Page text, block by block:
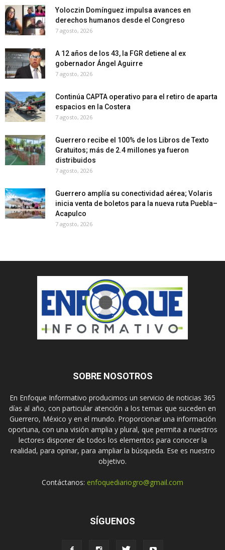
Yoloczin Domínguez impulsa avances en
derechos humanos desde el Congreso
7 agosto, 2026
A 12 años de los 43, la FGR detiene al ex
gobernador Ángel Aguirre
7 agosto, 2026
Continúa CAPTA operativo para el retiro de aparta
espacios en la Costera
7 agosto, 2026
Guerrero recibe el 100% de los Libros de Texto
Gratuitos; más de 2.4 millones ya fueron
distribuidos
7 agosto, 2026
Guerrero amplía su conectividad aérea; Volaris
inicia venta de boletos para la nueva ruta Puebla–
Acapulco
7 agosto, 2026
SOBRE NOSOTROS
En Enfoque Informativo producimos un servicio de noticias 365
días al año, con particular atención a los temas que suceden en
Guerrero, México y en el mundo. Proporcionar una información
oportuna, con una visión amplia y plural, que permita a nuestros
lectores disponer de todos los elementos para conocer la
realidad, para opinar, para ampliar la búsqueda. Ese es nuestro
objetivo.
Contáctanos: enfoquediariogro@gmail.com
SÍGUENOS